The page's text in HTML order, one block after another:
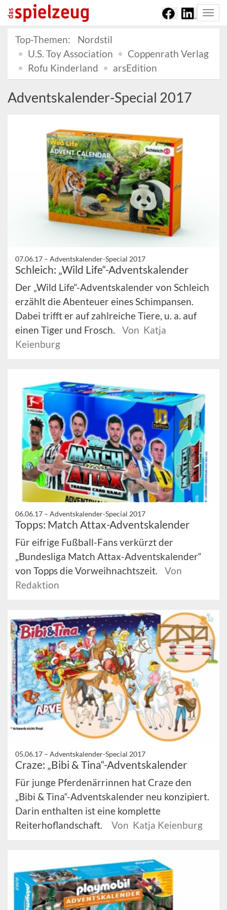
Top-Themen:
Nordstil
U.S. Toy Association
Coppenrath Verlag
Rofu Kinderland
arsEdition
Adventskalender-Special 2017
07.06.17 – Adventskalender-Special 2017
Schleich: „Wild Life“-Adventskalender
Der „Wild Life“-Adventskalender von Schleich
erzählt die Abenteuer eines Schimpansen.
Dabei trifft er auf zahlreiche Tiere, u. a. auf
einen Tiger und Frosch.
Von Katja
Keienburg
06.06.17 – Adventskalender-Special 2017
Topps: Match Attax-Adventskalender
Für eifrige Fußball-Fans verkürzt der
„Bundesliga Match Attax-Adventskalender“
von Topps die Vorweihnachtszeit.
Von
Redaktion
05.06.17 – Adventskalender-Special 2017
Craze: „Bibi & Tina“-Adventskalender
Für junge Pferdenärrinnen hat Craze den
„Bibi & Tina“-Adventskalender neu konzipiert.
Darin enthalten ist eine komplette
Reiterhoflandschaft.
Von Katja Keienburg